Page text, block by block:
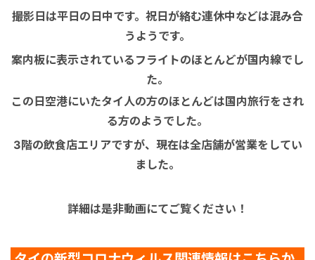
撮影日は平日の日中です。 祝日が絡む連休中などは混み合
うようです。
案内板に表示されているフライトのほとんどが国内線でし
た。
この日空港にいたタイ人の方のほとんどは国内旅行をされ
る方のようでした。
3階の飲食店エリアですが、現在は全店舗が営業をしてい
ました。
詳細は是非動画にてご覧ください！